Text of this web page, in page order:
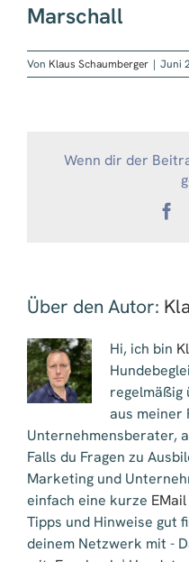
Marschall
Von Klaus Schaumberger | Juni
Wenn dir der
Über den Autor:
Hi, ich bin
regelmäßig
aus meiner
Unternehmensberater,
Falls du Fragen zu
Marketing und
einfach eine kurze EMail
Tipps und Hinweise gut
deinem Netzwerk mit -